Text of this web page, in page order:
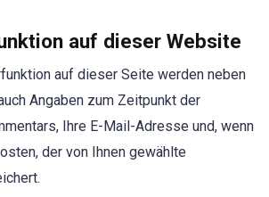
auf dieser Website
auf dieser Seite werden neben
Angaben zum Zeitpunkt der
Ihre E-Mail-Adresse und, wenn
der von Ihnen gewählte